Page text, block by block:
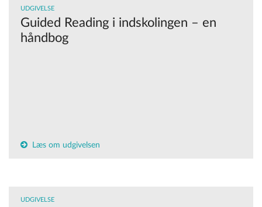
UDGIVELSE
Guided Reading i indskolingen – en
håndbog
Læs om udgivelsen
UDGIVELSE